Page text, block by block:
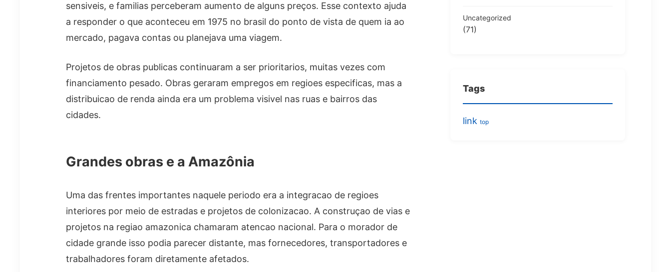
sensiveis, e familias perceberam aumento de alguns preços. Esse contexto ajuda
a responder o que aconteceu em 1975 no brasil do ponto de vista de quem ia ao
mercado, pagava contas ou planejava uma viagem.
Projetos de obras publicas continuaram a ser prioritarios, muitas vezes com
financiamento pesado. Obras geraram empregos em regioes especificas, mas a
distribuicao de renda ainda era um problema visivel nas ruas e bairros das
cidades.
Grandes obras e a Amazônia
Uma das frentes importantes naquele periodo era a integracao de regioes
interiores por meio de estradas e projetos de colonizacao. A construçao de vias e
projetos na regiao amazonica chamaram atencao nacional. Para o morador de
cidade grande isso podia parecer distante, mas fornecedores, transportadores e
trabalhadores foram diretamente afetados.
Uncategorized
(71)
Tags
link top